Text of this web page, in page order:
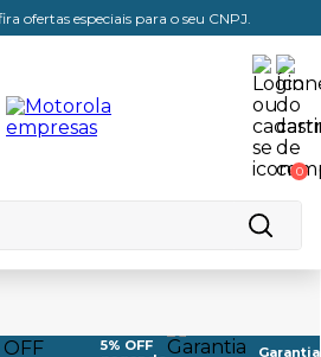
ofertas especiais para o seu CNPJ.
0
5% OFF
Garantia